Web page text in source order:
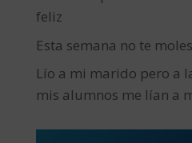
feliz
Esta semana no te
Lío a mi marido pero a
mis alumnos me lían a